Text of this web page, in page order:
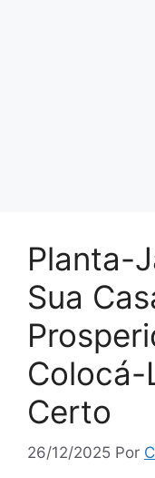
Planta-
Sua
Colocá-
Certo
26/12/2025 Por